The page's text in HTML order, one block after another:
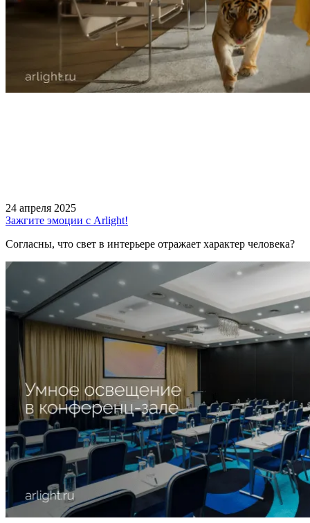
24 апреля 2025
Зажгите эмоции с Arlight!
Согласны, что свет в интерьере отражает характер человека?